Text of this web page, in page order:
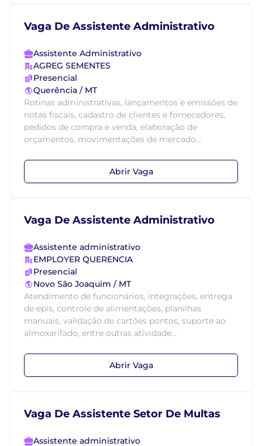
Vaga De Assistente Administrativo
Assistente Administrativo
AGREG SEMENTES
Presencial
Querência / MT
Rotinas administrativas, lançamentos e emissões de
notas fiscais, cadastro de clientes e fornecedores,
pedidos de compra e venda, elaboração de
orçamentos, movimentações de mercado...
Abrir Vaga
Vaga De Assistente Administrativo
Assistente administrativo
EMPLOYER QUERENCIA
Presencial
Novo São Joaquim / MT
Atendimento de funcionários, integrações, entrega
de epis, controle de alimentações, planilhas
manuais, validação de cartões pontos, suporte ao
almoxarifado, entre outras atividade...
Abrir Vaga
Vaga De Assistente Setor De Multas
Assistente administrativo